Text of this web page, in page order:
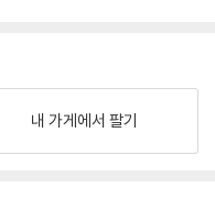
내 가게에서 팔기